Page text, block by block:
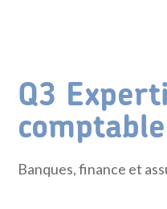
Q3
Banques, finance et